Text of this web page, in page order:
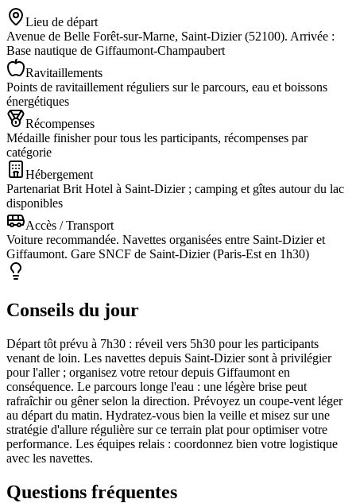
Lieu de départ
Avenue de Belle Forêt-sur-Marne, Saint-Dizier (52100). Arrivée :
Base nautique de Giffaumont-Champaubert
Ravitaillements
Points de ravitaillement réguliers sur le parcours, eau et boissons
énergétiques
Récompenses
Médaille finisher pour tous les participants, récompenses par
catégorie
Hébergement
Partenariat Brit Hotel à Saint-Dizier ; camping et gîtes autour du lac
disponibles
Accès / Transport
Voiture recommandée. Navettes organisées entre Saint-Dizier et
Giffaumont. Gare SNCF de Saint-Dizier (Paris-Est en 1h30)
Conseils du jour
Départ tôt prévu à 7h30 : réveil vers 5h30 pour les participants
venant de loin. Les navettes depuis Saint-Dizier sont à privilégier
pour l'aller ; organisez votre retour depuis Giffaumont en
conséquence. Le parcours longe l'eau : une légère brise peut
rafraîchir ou gêner selon la direction. Prévoyez un coupe-vent léger
au départ du matin. Hydratez-vous bien la veille et misez sur une
stratégie d'allure régulière sur ce terrain plat pour optimiser votre
performance. Les équipes relais : coordonnez bien votre logistique
avec les navettes.
Questions fréquentes